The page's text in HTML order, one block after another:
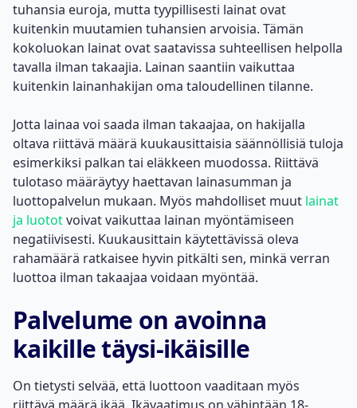
tuhansia euroja, mutta tyypillisesti lainat ovat
kuitenkin muutamien tuhansien arvoisia. Tämän
kokoluokan lainat ovat saatavissa suhteellisen helpolla
tavalla ilman takaajia. Lainan saantiin vaikuttaa
kuitenkin lainanhakijan oma taloudellinen tilanne.
Jotta lainaa voi saada ilman takaajaa, on hakijalla
oltava riittävä määrä kuukausittaisia säännöllisiä tuloja
esimerkiksi palkan tai eläkkeen muodossa. Riittävä
tulotaso määräytyy haettavan lainasumman ja
luottopalvelun mukaan. Myös mahdolliset muut lainat
ja luototvoivat vaikuttaa lainan myöntämiseen
negatiivisesti. Kuukausittain käytettävissä oleva
rahamäärä ratkaisee hyvin pitkälti sen, minkä verran
luottoa ilman takaajaa voidaan myöntää.
Palvelume on avoinna
kaikille täysi-ikäisille
On tietysti selvää, että luottoon vaaditaan myös